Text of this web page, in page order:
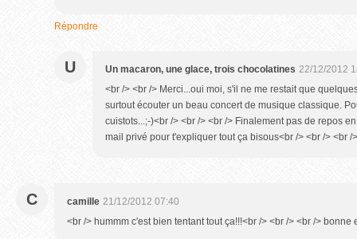
Répondre
U Un macaron, une glace, trois chocolatines 22/12/2012
<br /> <br /> Merci...oui moi, s'il ne me restait que
surtout écouter un beau concert de musique classique.
cuistots...;-)<br /> <br /> <br /> Finalement pas de repos
mail privé pour t'expliquer tout ça bisous<br /> <br /> <br /
C camille 21/12/2012 07:40
<br /> hummm c'est bien tentant tout ça!!!<br /> <br /> <br />